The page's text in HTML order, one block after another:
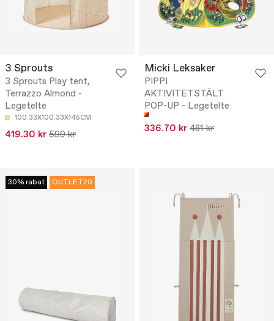
3 Sprouts
3 Sprouts Play tent,
Terrazzo Almond -
Legetelte
100.33X100.33X145CM
419.30 kr 599 kr
Micki Leksaker
PIPPI
AKTIVITETSTÄLT
POP-UP - Legetelte
336.70 kr 481 kr
30% rabat OUTLET20